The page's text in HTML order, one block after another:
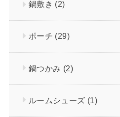
鍋敷き (2)
ポーチ (29)
鍋つかみ (2)
ルームシューズ (1)